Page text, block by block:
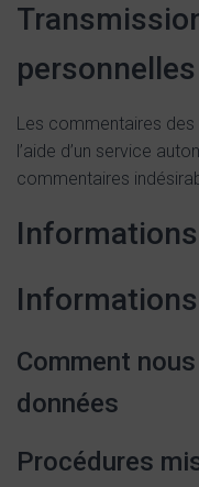
personnelles
Les commentaires
l’aide d’un service
commentaires
Comment
données
Procédures